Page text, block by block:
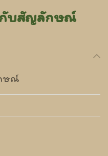
กับสัญลักษณ์
ษณ์